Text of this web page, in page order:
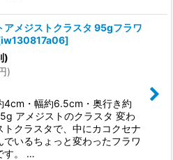
アメジストクラスタ 95gフラワ
iw130817a06]
)
)
4cm・幅約6.5cm・奥行き約
アメジストのクラスタ 変わ
トクラスタで、中にカコクセナ
でいるちょっと変わったフラワ
す。 …